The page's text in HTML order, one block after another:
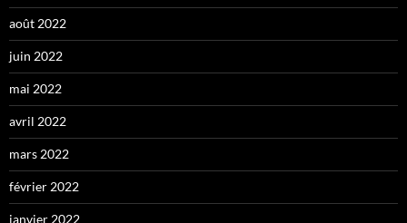
août 2022
juin 2022
mai 2022
avril 2022
mars 2022
février 2022
janvier 2022